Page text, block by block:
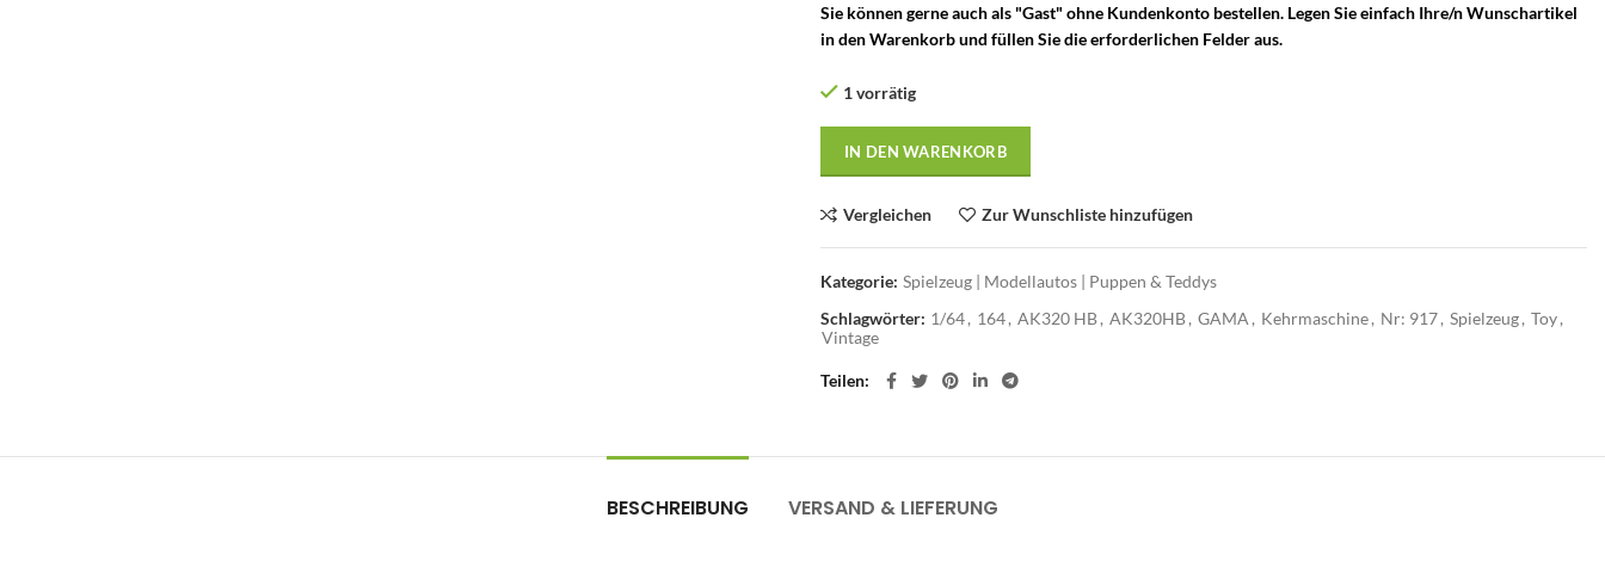
Sie können gerne auch als "Gast" ohne Kundenkonto bestellen. Legen Sie einfach Ihre/n Wunschartikel
in den Warenkorb und füllen Sie die erforderlichen Felder aus.
1 vorrätig
IN DEN WARENKORB
Vergleichen Zur Wunschliste hinzufügen
Kategorie: Spielzeug | Modellautos | Puppen & Teddys
Schlagwörter: 1/64, 164, AK320 HB, AK320HB, GAMA , Kehrmaschine, Nr: 917, Spielzeug, Toy,
Vintage
Teilen
BESCHREIBUNG VERSAND & LIEFERUNG